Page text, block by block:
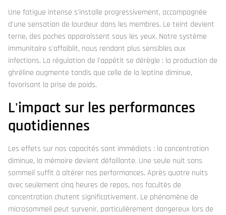
Une fatigue intense s'installe progressivement, accompagnée
d'une sensation de lourdeur dans les membres. Le teint devient
terne, des poches apparaissent sous les yeux. Notre système
immunitaire s'affaiblit, nous rendant plus sensibles aux
infections. La régulation de l'appétit se dérègle : la production de
ghréline augmente tandis que celle de la leptine diminue,
favorisant la prise de poids.
L'impact sur les performances
quotidiennes
Les effets sur nos capacités sont immédiats : la concentration
diminue, la mémoire devient défaillante. Une seule nuit sans
sommeil suffit à altérer nos performances. Après quatre nuits
avec seulement cinq heures de repos, nos facultés de
concentration chutent significativement. Le phénomène de
microsommeil peut survenir, particulièrement dangereux lors de